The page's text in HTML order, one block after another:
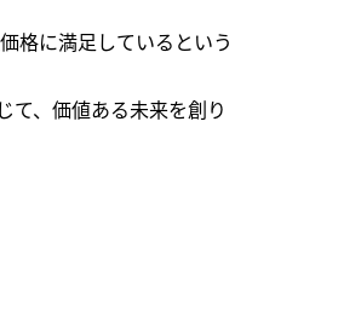
格に満足しているという
て、価値ある未来を創り